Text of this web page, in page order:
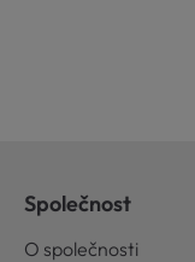
Společnost
O společnosti